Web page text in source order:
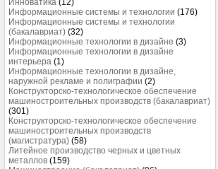
Инноватика (12)
Информационные системы и технологии (176)
Информационные системы и технологии
(бакалавриат) (32)
Информационные технологии в дизайне (3)
Информационные технологии в дизайне
интерьера (1)
Информационные технологии в дизайне,
наружной рекламе и полиграфии (2)
Конструкторско-технологическое обеспечение
машиностроительных производств (бакалавриат)
(301)
Конструкторско-технологическое обеспечение
машиностроительных производств
(магистратура) (58)
Литейное производство черных и цветных
металлов (159)